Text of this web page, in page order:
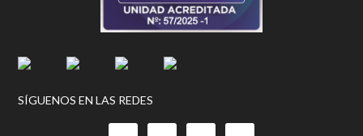
SÍGUENOS EN LAS REDES